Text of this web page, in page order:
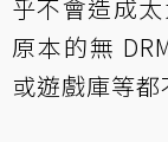
乎不會造成
原本的無
或遊戲庫等都